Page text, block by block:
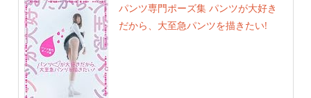
パンツ専門ポーズ集 パンツが大好き
だから、大至急パンツを描きたい!